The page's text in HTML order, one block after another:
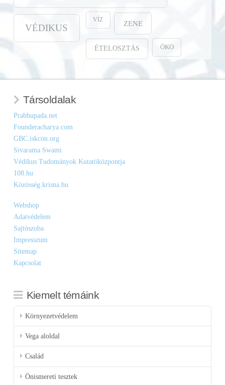
VÉDIKUS
VÍZ ZENE
ÉTELOSZTÁS ÖKO
Társoldalak
Prabhupada.net
Founderacharya.com
GBC.iskcon.org
Sivarama Swami
Védikus Tudományok Kutatóközpontja
108.hu
Közösség.krisna.hu
Webshop
Adatvédelem
Sajtószoba
Impresszum
Sitemap
Kapcsolat
Kiemelt témáink
Környezetvédelem
Vega aloldal
Család
Önismereti tesztek